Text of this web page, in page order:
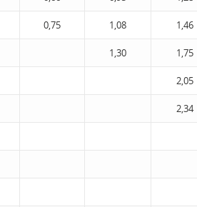
0,75 1,08 1,46
1,30 1,75
2,05
2,34